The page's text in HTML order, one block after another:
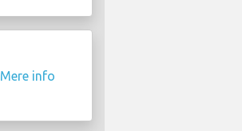
Mere info